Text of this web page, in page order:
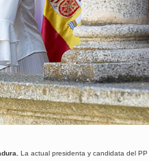
La actual presidenta y candidata del PP